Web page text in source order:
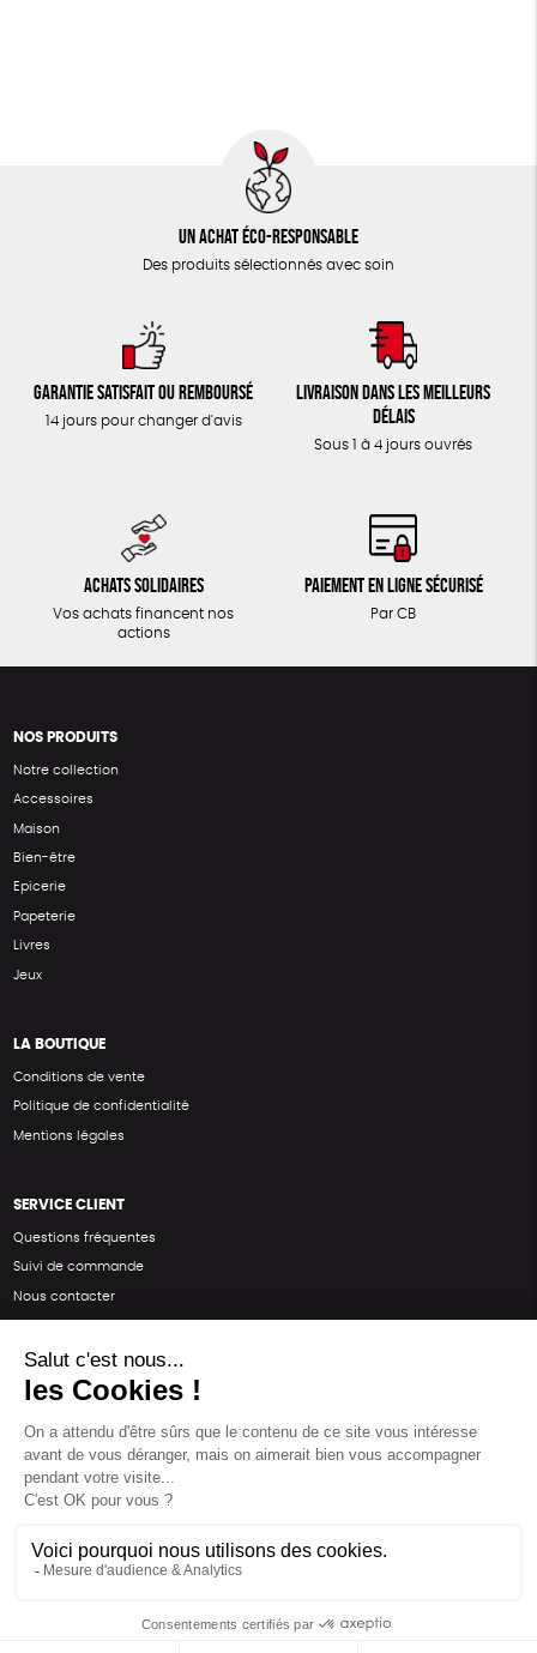
Un achat éco-responsable
Des produits sélectionnés avec soin
Garantie satisfait ou remboursé
14 jours pour changer d'avis
Livraison dans les meilleurs
délais
Sous 1 à 4 jours ouvrés
Achats solidaires
Vos achats financent nos
actions
Paiement en ligne sécurisé
Par CB
NOS PRODUITS
Notre collection
Accessoires
Maison
Bien-être
Epicerie
Papeterie
Livres
Jeux
LA BOUTIQUE
Conditions de vente
Politique de confidentialité
Mentions légales
SERVICE CLIENT
Questions fréquentes
Suivi de commande
Nous contacter
SUIVEZ-NOUS
Une boutique élaborée avec par RGOODS